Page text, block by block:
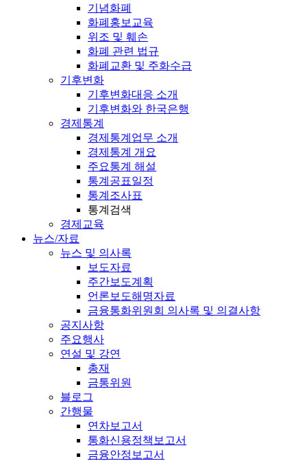
기념화폐
화폐홍보교육
위조 및 훼손
화폐 관련 법규
화폐교환 및 주화수급
기후변화
기후변화대응 소개
기후변화와 한국은행
경제통계
경제통계업무 소개
경제통계 개요
주요통계 해설
통계공표일정
통계조사표
통계검색
경제교육
뉴스/자료
뉴스 및 의사록
보도자료
주간보도계획
언론보도해명자료
금융통화위원회 의사록 및 의결사항
공지사항
주요행사
연설 및 강연
총재
금통위원
블로그
간행물
연차보고서
통화신용정책보고서
금융안정보고서